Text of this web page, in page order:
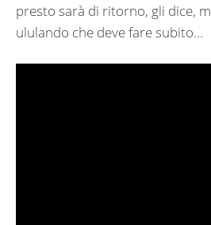
presto sarà di ritorno, gli dice,
ululando che deve fare subito…